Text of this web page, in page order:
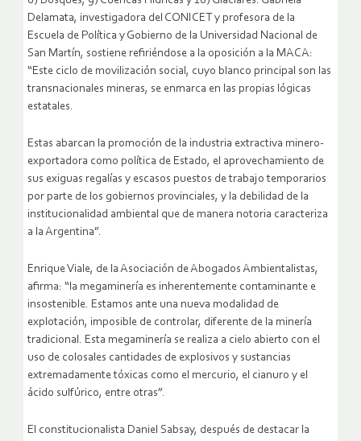
Delamata, investigadora del CONICET y profesora de la
Escuela de Política y Gobierno de la Universidad Nacional de
San Martín, sostiene refiriéndose a la oposición a la MACA:
“Este ciclo de movilización social, cuyo blanco principal son las
transnacionales mineras, se enmarca en las propias lógicas
estatales.
Estas abarcan la promoción de la industria extractiva minero-
exportadora como política de Estado, el aprovechamiento de
sus exiguas regalías y escasos puestos de trabajo temporarios
por parte de los gobiernos provinciales, y la debilidad de la
institucionalidad ambiental que de manera notoria caracteriza
a la Argentina”.
Enrique Viale, de la Asociación de Abogados Ambientalistas,
afirma: “la megaminería es inherentemente contaminante e
insostenible. Estamos ante una nueva modalidad de
explotación, imposible de controlar, diferente de la minería
tradicional. Esta megaminería se realiza a cielo abierto con el
uso de colosales cantidades de explosivos y sustancias
extremadamente tóxicas como el mercurio, el cianuro y el
ácido sulfúrico, entre otras”.
El constitucionalista Daniel Sabsay, después de destacar la